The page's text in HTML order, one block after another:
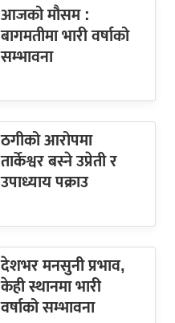
आजको मौसम :
बागमतीमा भारी वर्षाको
सम्भावना
ठगीको आरोपमा
तार्केश्वर बस्ने उप्रेती र
उपाध्याय पक्राउ
देशभर मनसुनी प्रभाव,
केही स्थानमा भारी
वर्षाको सम्भावना